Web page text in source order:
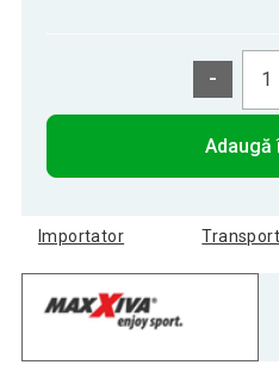
-
Adaugă
Importator